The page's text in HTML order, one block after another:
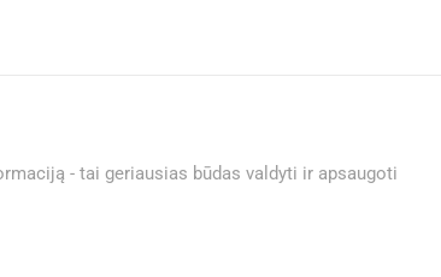
- tai geriausias būdas valdyti ir apsaugoti